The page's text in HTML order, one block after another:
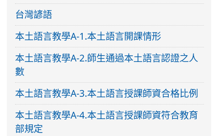
台灣諺語
本土語言教學A-1.本土語言開課情形
本土語言教學A-2.師生通過本土語言認證之人
數
本土語言教學A-3.本土語言授課師資合格比例
本土語言教學A-4.本土語言授課師資符合教育
部規定